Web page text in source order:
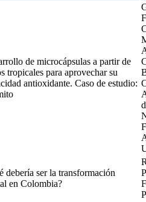
de microcápsulas a partir de
tropicales para aprovechar su
antioxidante. Caso de estudio:
debería ser la transformación
en Colombia?